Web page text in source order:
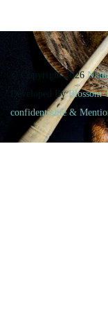
© Copyright 2026
Developed ByBlossom
confidentialité &